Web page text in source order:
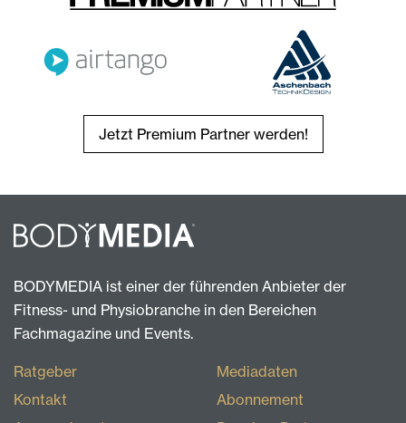
Jetzt Premium Partner werden!
BODYMEDIA ist einer der führenden Anbieter der
Fitness- und Physiobranche in den Bereichen
Fachmagazine und Events.
Ratgeber
Kontakt
Mediadaten
Abonnement